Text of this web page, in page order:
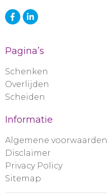
Pagina’s
Schenken
Overlijden
Scheiden
Informatie
Algemene voorwaarden
Disclaimer
Privacy Policy
Sitemap